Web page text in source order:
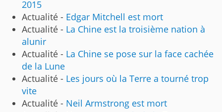
2015
Actualité - Edgar Mitchell est mort
Actualité - La Chine est la troisième nation à
alunir
Actualité - La Chine se pose sur la face cachée
de la Lune
Actualité - Les jours où la Terre a tourné trop
vite
Actualité - Neil Armstrong est mort